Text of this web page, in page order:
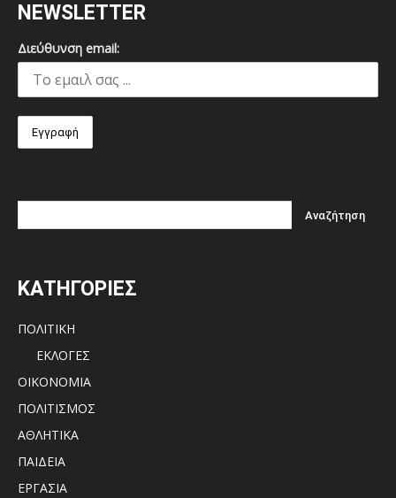
NEWSLETTER
Διεύθυνση email:
ΚΑΤΗΓΟΡΙΕΣ
ΠΟΛΙΤΙΚΗ
ΕΚΛΟΓΕΣ
ΟΙΚΟΝΟΜΙΑ
ΠΟΛΙΤΙΣΜΟΣ
ΑΘΛΗΤΙΚΑ
ΠΑΙΔΕΙΑ
ΕΡΓΑΣΙΑ